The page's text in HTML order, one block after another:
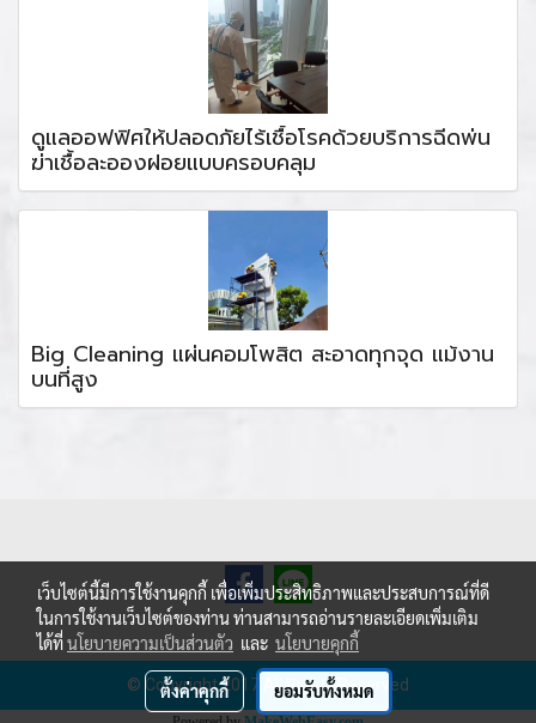
ดูแลออฟฟิศให้ปลอดภัยไร้เชื้อโรคด้วยบริการฉีดพ่น
ฆ่าเชื้อละอองฝอยแบบครอบคลุม
Big Cleaning แผ่นคอมโพสิต สะอาดทุกจุด แม้งาน
บนที่สูง
© Copyright 2017 All Rights Reserved
เว็บไซต์นี้มีการใช้งานคุกกี้ เพื่อเพิ่มประสิทธิภาพและประสบการณ์ที่ดี
ในการใช้งานเว็บไซต์ของท่าน ท่านสามารถอ่านรายละเอียดเพิ่มเติม
ได้ที่นโยบายความเป็นส่วนตัว และ นโยบายคุกกี้
ตั้งค่าคุกกี้ ยอมรับทั้งหมด